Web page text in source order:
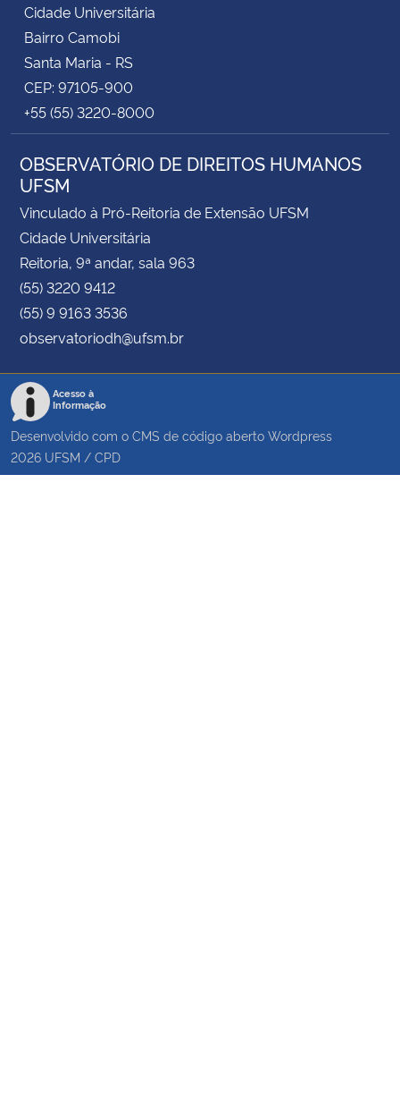
Cidade Universitária
Bairro Camobi
Santa Maria - RS
CEP: 97105-900
+55 (55) 3220-8000
OBSERVATÓRIO DE DIREITOS HUMANOS
UFSM
Vinculado à Pró-Reitoria de Extensão UFSM
Cidade Universitária
Reitoria, 9ª andar, sala 963
(55) 3220 9412
(55) 9 9163 3536
observatoriodh@ufsm.br
Acesso à
Informação
Desenvolvido com o CMS de código aberto Wordpress
2026 UFSM / CPD